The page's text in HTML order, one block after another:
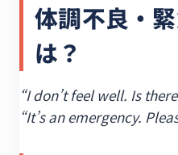
体調不良・
は？
“I don’t feel well. Is
“It’s an emergency.